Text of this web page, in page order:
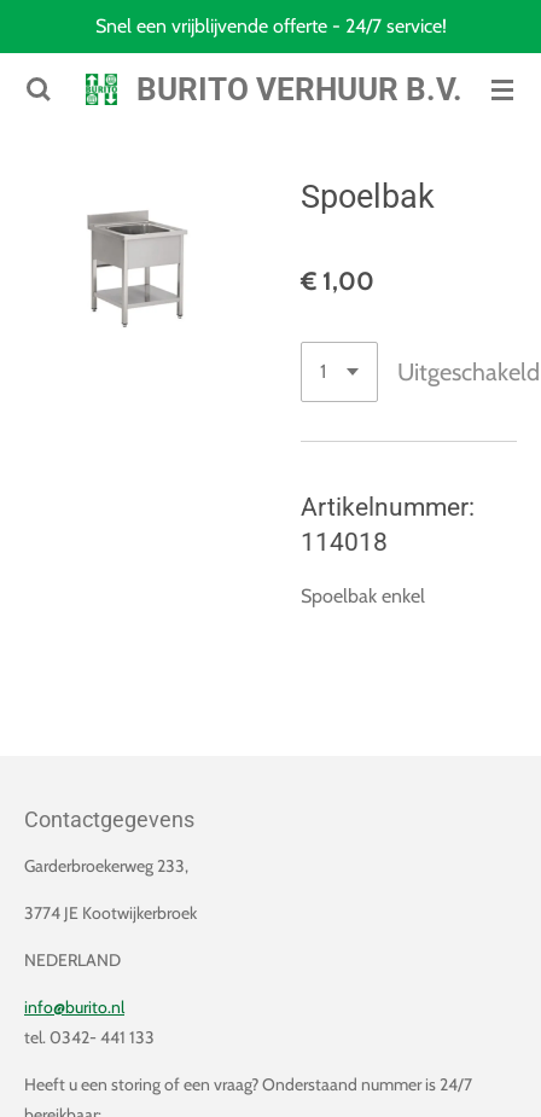
naar
BURITO VERHUUR B.V.
Snel een vrijblijvende offerte - 24/7 service!
Spoelbak
€ 1,00
Uitgeschakeld
Artikelnummer:
114018
Spoelbak enkel
Contactgegevens
Garderbroekerweg 233,
3774 JE Kootwijkerbroek
NEDERLAND
info@burito.nl
tel. 0342- 441 133
Heeft u een storing of een vraag? Onderstaand nummer is 24/7